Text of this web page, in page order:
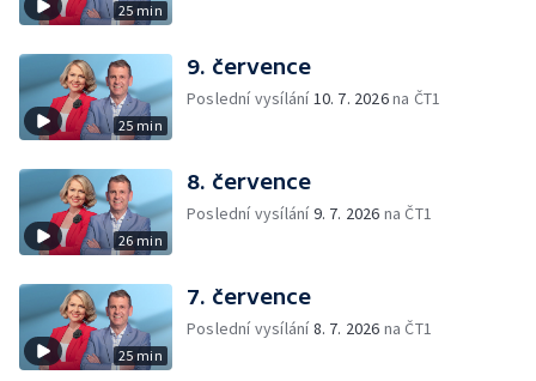
25 min
25 min
9. července
Poslední vysílání10. 7. 2026na ČT1
26 min
8. července
Poslední vysílání9. 7. 2026 na ČT1
25 min
7. července
Poslední vysílání8. 7. 2026 na ČT1